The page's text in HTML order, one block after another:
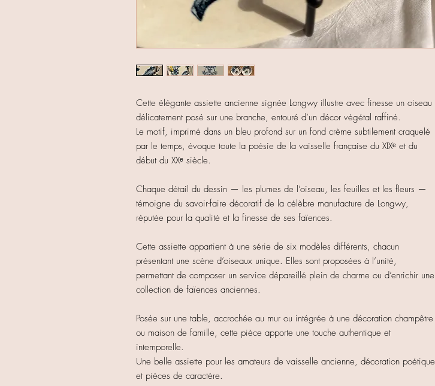
Cette élégante assiette ancienne signée Longwy illustre avec finesse un oiseau
délicatement posé sur une branche, entouré d’un décor végétal raffiné.
Le motif, imprimé dans un bleu profond sur un fond crème subtilement craquelé
par le temps, évoque toute la poésie de la vaisselle française du XIXᵉ et du
début du XXᵉ siècle.
Chaque détail du dessin — les plumes de l’oiseau, les feuilles et les fleurs —
témoigne du savoir-faire décoratif de la célèbre manufacture de Longwy,
réputée pour la qualité et la finesse de ses faïences.
Cette assiette appartient à une série de six modèles différents, chacun
présentant une scène d’oiseaux unique. Elles sont proposées à l’unité,
permettant de composer un service dépareillé plein de charme ou d’enrichir une
collection de faïences anciennes.
Posée sur une table, accrochée au mur ou intégrée à une décoration champêtre
ou maison de famille, cette pièce apporte une touche authentique et
intemporelle.
Une belle assiette pour les amateurs de vaisselle ancienne, décoration poétique
et pièces de caractère.